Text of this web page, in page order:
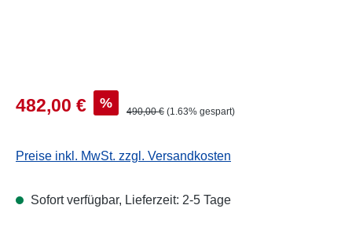
Verkaufspreis:
482,00 € % Regulärer Preis:
490,00 € (1.63% gespart)
Preise inkl. MwSt. zzgl. Versandkosten
Sofort verfügbar, Lieferzeit: 2-5 Tage